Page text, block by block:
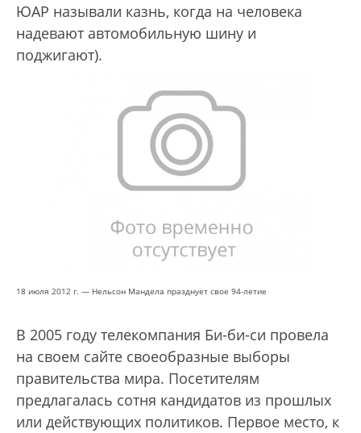
ЮАР называли казнь, когда на человека
надевают автомобильную шину и
поджигают).
18 июля 2012 г. — Нельсон Мандела празднует свое 94-летие
В 2005 году телекомпания Би-би-си провела
на своем сайте своеобразные выборы
правительства мира. Посетителям
предлагалась сотня кандидатов из прошлых
или действующих политиков. Первое место, к